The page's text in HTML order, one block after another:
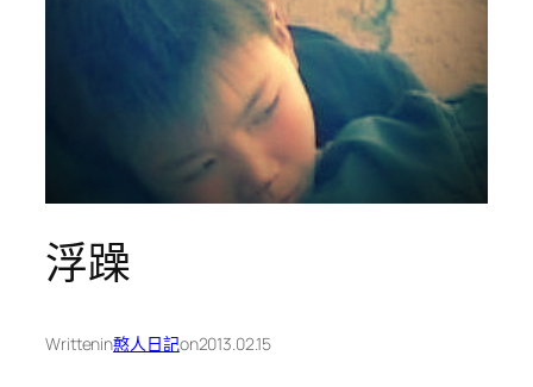
浮躁
Writtenin憨人日記on2013.02.15